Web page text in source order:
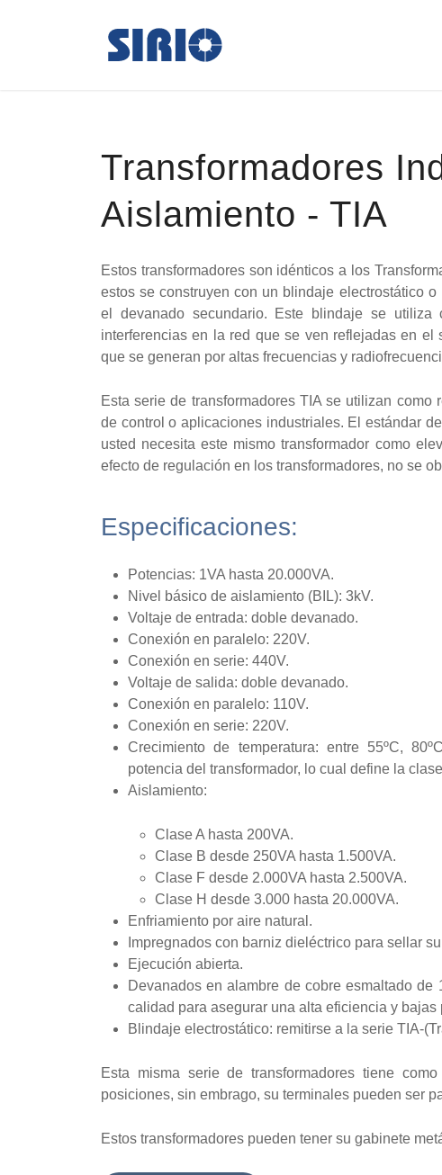
Transformadores
Aislamiento - TIA
Estos transformadores son idénticos a los
estos se construyen con un blindaje electrostático
el devanado secundario. Este blindaje se
interferencias en la red que se ven reflejadas en
que se generan por altas frecuencias y
Esta serie de transformadores TIA se utilizan
de control o aplicaciones industriales. El estándar
usted necesita este mismo transformador como
efecto de regulación en los transformadores, no se
Especificaciones:
Potencias: 1VA hasta 20.000VA.
Nivel básico de aislamiento (BIL): 3kV.
Voltaje de entrada: doble devanado.
Conexión en paralelo: 220V.
Conexión en serie: 440V.
Voltaje de salida: doble devanado.
Conexión en paralelo: 110V.
Conexión en serie: 220V.
Crecimiento de temperatura: entre 55ºC,
potencia del transformador, lo cual define la
Aislamiento:
Clase A hasta 200VA.
Clase B desde 250VA hasta 1.500VA.
Clase F desde 2.000VA hasta 2.500VA.
Clase H desde 3.000 hasta 20.000VA.
Enfriamiento por aire natural.
Impregnados con barniz dieléctrico para sellar
Ejecución abierta.
Devanados en alambre de cobre esmaltado
calidad para asegurar una alta eficiencia y bajas
Blindaje electrostático: remitirse a la serie TIA-
Esta misma serie de transformadores tiene
posiciones, sin embrago, su terminales pueden ser
Estos transformadores pueden tener su gabinete